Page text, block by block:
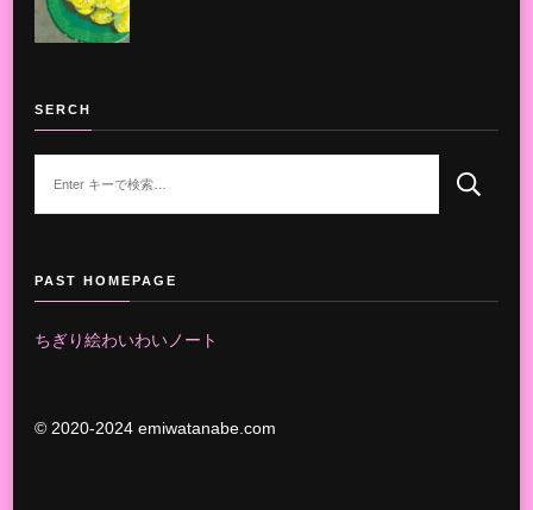
SERCH
探
で
?
PAST HOMEPAGE
ちぎり絵わいわいノート
© 2020-2024 emiwatanabe.com